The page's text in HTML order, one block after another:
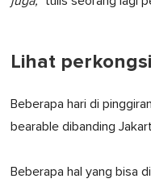
Lihat
Beberapa hari di
bearable dibanding
Beberapa hal yang bisa